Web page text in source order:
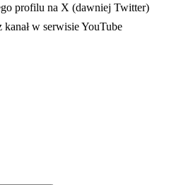
profilu na X (dawniej Twitter)
nowej karcie
kanał w serwisie YouTube